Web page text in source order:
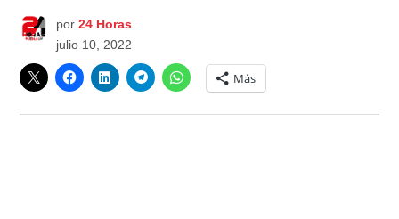
por 24 Horas
julio 10, 2022
Más